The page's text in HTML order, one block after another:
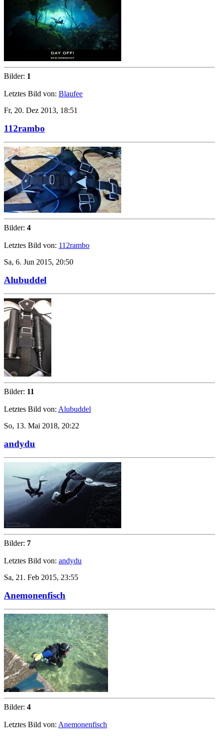
Bilder: 1
Letztes Bild von: Blaufee
Fr, 20. Dez 2013, 18:51
112rambo
Bilder: 4
Letztes Bild von: 112rambo
Sa, 6. Jun 2015, 20:50
Alubuddel
Bilder: 11
Letztes Bild von: Alubuddel
So, 13. Mai 2018, 20:22
andydu
Bilder: 7
Letztes Bild von: andydu
Sa, 21. Feb 2015, 23:55
Anemonenfisch
Bilder: 4
Letztes Bild von: Anemonenfisch